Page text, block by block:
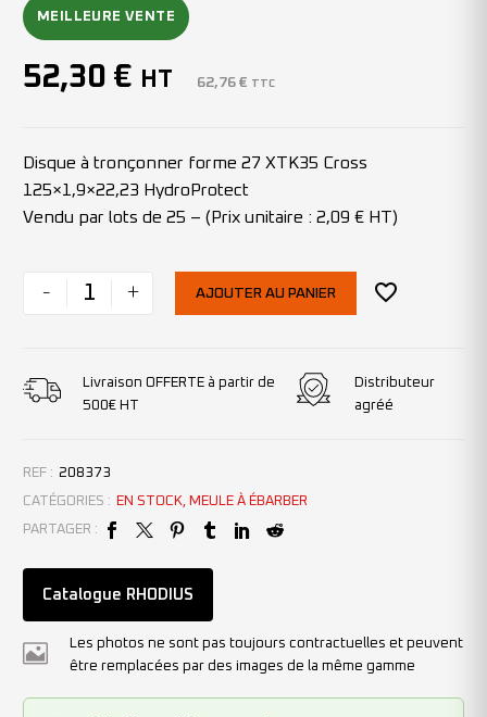
MEILLEURE VENTE
52,30 € HT 62,76 € TTC
Disque à tronçonner forme 27 XTK35 Cross
125×1,9×22,23 HydroProtect
Vendu par lots de 25 – (Prix unitaire : 2,09 € HT)
- + AJOUTER AU PANIER
Livraison OFFERTE à partir de
500€ HT
Distributeur
agréé
REF : 208373
CATÉGORIES :
EN STOCK, MEULE À ÉBARBER
PARTAGER :
Catalogue RHODIUS
Les photos ne sont pas toujours contractuelles et peuvent
être remplacées par des images de la même gamme